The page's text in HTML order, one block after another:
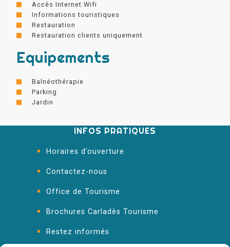
Accès Internet Wifi
Informations touristiques
Restauration
Restauration clients uniquement
Equipements
Balnéothérapie
Parking
Jardin
INFOS PRATIQUES
Horaires d’ouverture
Contactez-nous
Office de Tourisme
Brochures Carladès Tourisme
Restez informés